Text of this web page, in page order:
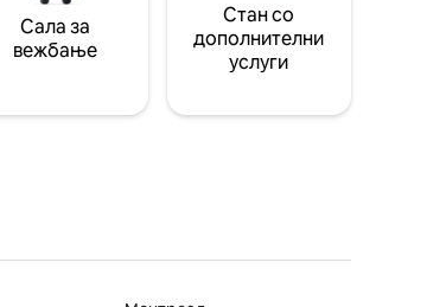
Сала за
вежбање
Стан со
дополнителни
услуги